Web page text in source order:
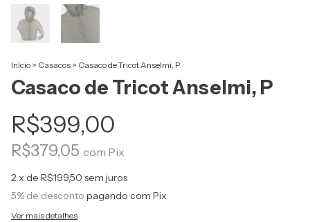
Início > Casacos > Casaco de Tricot Anselmi, P
Casaco de Tricot Anselmi, P
R$399,00
R$379,05 com Pix
2x de R$199,50 sem juros
5% de desconto pagando com Pix
Ver mais detalhes